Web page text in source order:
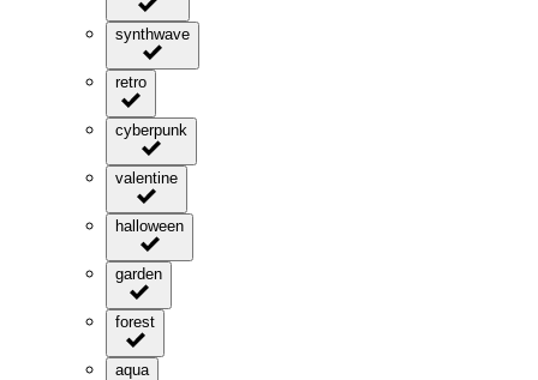
synthwave
retro
cyberpunk
valentine
halloween
garden
forest
aqua